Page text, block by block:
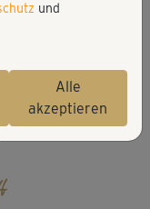
und
Alle
akzeptieren